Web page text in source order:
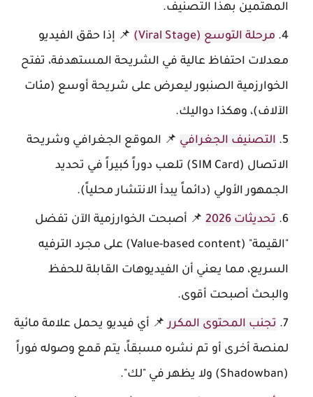
المهتمين بهذا التصنيف.
مرحلة التوسع (Viral Stage)
📌 إذا حقق الفيديو
معدلات احتفاظ عالية في الشريحة المستهدفة، تفتح
الخوارزمية الصنبور ليعرض على شريحة أوسع (مئات
الآلاف)، وهكذا دواليك.
التصنيف الجغرافي 📌 الموقع الجغرافي وشريحة
الاتصال (SIM Card) تلعب دوراً كبيراً في تحديد
الجمهور الأولي (دائماً يبدأ الانتشار محلياً).
تحديثات 2026
📌 أصبحت الخوارزمية الآن تفضل
"القيمة" (Value-based content) على مجرد الترفيه
السريع، مما يعني أن الفيديوهات القابلة للحفظ
والبحث أصبحت أقوى.
تجنب المحتوى المكرر 📌 أي فيديو يحمل علامة مائية
لمنصة أخرى أو تم نشره مسبقاً، يتم قمع وصوله فوراً
(Shadowban) ولا يظهر في "لك".